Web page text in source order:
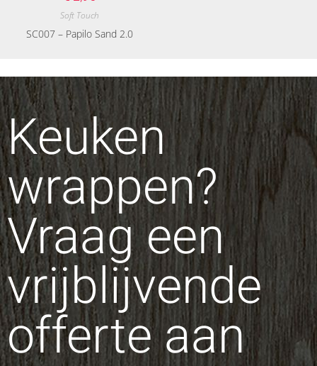
Soft Touch
SC007 – Papilo Sand 2.0
Keuken
wrappen?
Vraag een
vrijblijvende
offerte aan